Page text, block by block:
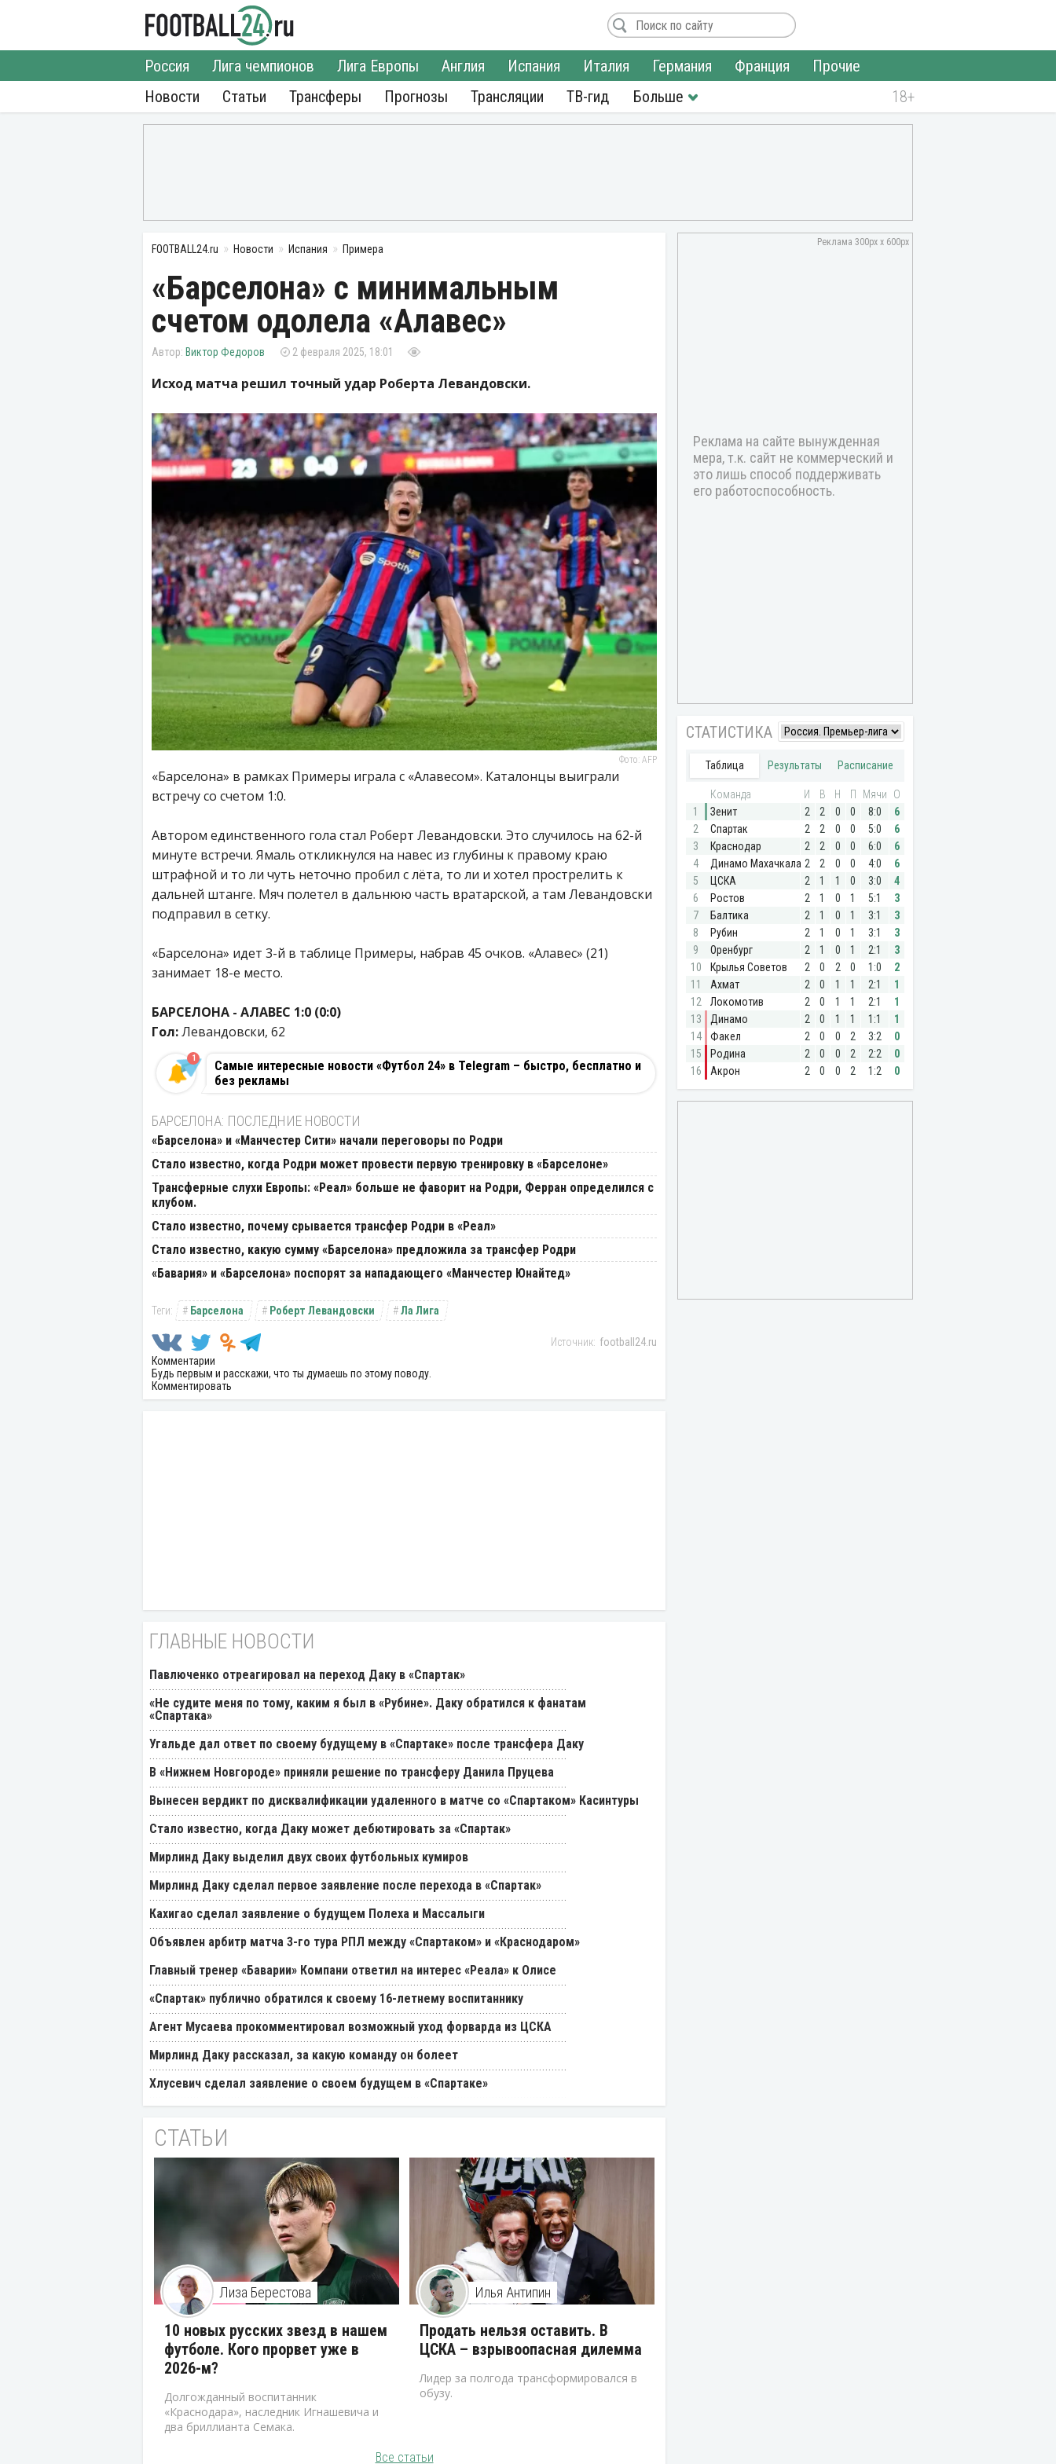
Новости
Россия Лига чемпионов Лига Европы Англия Испания Италия Германия Франция
Прочие
Статьи
Трансферы Прогнозы Трансляции ТВ-гид
FOOTBALL24.ru Новости Испания Примера
«Барселона» с минимальным
счетом одолела «Алавес»
Виктор Федоров 2 февраля 2025, 18:01
Исход матча решил точный удар Роберта Левандовски.
Фото: AFP
«Барселона» в рамках Примеры играла с «Алавесом». Каталонцы выиграли
встречу со счетом 1:0.
Автором единственного гола стал Роберт Левандовски. Это случилось на 62-й
минуте встречи. Ямаль откликнулся на навес из глубины к правому краю
штрафной и то ли чуть неточно пробил с лёта, то ли и хотел прострелить к
дальней штанге. Мяч полетел в дальнюю часть вратарской, а там Левандовски
подправил в сетку.
«Барселона» идет 3-й в таблице Примеры, набрав 45 очков. «Алавес» (21)
занимает 18-е место.
БАРСЕЛОНА - АЛАВЕС 1:0 (0:0)
Гол:Левандовски, 62
Самые интересные новости «Футбол 24» в Telegram – быстро, бесплатно и
без рекламы
1
БАРСЕЛОНА: ПОСЛЕДНИЕ НОВОСТИ
«Барселона» и «Манчестер Сити» начали переговоры по Родри
Стало известно, когда Родри может провести первую тренировку в «Барселоне»
Трансферные слухи Европы: «Реал» больше не фаворит на Родри, Ферран определился с
клубом.
Стало известно, почему срывается трансфер Родри в «Реал»
Стало известно, какую сумму «Барселона» предложила за трансфер Родри
«Бавария» и «Барселона» поспорят за нападающего «Манчестер Юнайтед»
Барселона Роберт Левандовски Ла Лига
football24.ru
Комментарии
Будь первым и расскажи, что ты думаешь по этому поводу.
Комментировать
ГЛАВНЫЕ НОВОСТИ
Павлюченко отреагировал на переход Даку в «Спартак»
«Не судите меня по тому, каким я был в «Рубине». Даку обратился к фанатам
«Спартака»
Угальде дал ответ по своему будущему в «Спартаке» после трансфера Даку
В «Нижнем Новгороде» приняли решение по трансферу Данила Пруцева
Вынесен вердикт по дисквалификации удаленного в матче со «Спартаком» Касинтуры
Стало известно, когда Даку может дебютировать за «Спартак»
Мирлинд Даку выделил двух своих футбольных кумиров
Мирлинд Даку сделал первое заявление после перехода в «Спартак»
Кахигао сделал заявление о будущем Полеха и Массалыги
Объявлен арбитр матча 3-го тура РПЛ между «Спартаком» и «Краснодаром»
Главный тренер «Баварии» Компани ответил на интерес «Реала» к Олисе
«Спартак» публично обратился к своему 16-летнему воспитаннику
Агент Мусаева прокомментировал возможный уход форварда из ЦСКА
Мирлинд Даку рассказал, за какую команду он болеет
Хлусевич сделал заявление о своем будущем в «Спартаке»
СТАТЬИ
Лиза Берестова
10 новых русских звезд в нашем
футболе. Кого прорвет уже в
2026-м?
Долгожданный воспитанник
«Краснодара», наследник Игнашевича и
два бриллианта Семака.
Илья Антипин
Продать нельзя оставить. В
ЦСКА – взрывоопасная дилемма
Лидер за полгода трансформировался в
обузу.
Все статьи